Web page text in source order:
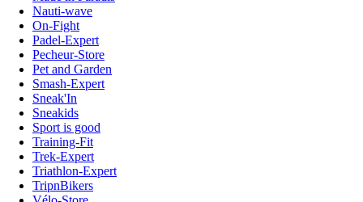
Nauti-wave
On-Fight
Padel-Expert
Pecheur-Store
Pet and Garden
Smash-Expert
Sneak'In
Sneakids
Sport is good
Training-Fit
Trek-Expert
Triathlon-Expert
TripnBikers